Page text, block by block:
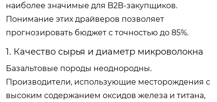
наиболее значимые для B2B-закупщиков.
Понимание этих драйверов позволяет
прогнозировать бюджет с точностью до 85%.
1. Качество сырья и диаметр микроволокна
Базальтовые породы неоднородны.
Производители, использующие месторождения с
высоким содержанием оксидов железа и титана,